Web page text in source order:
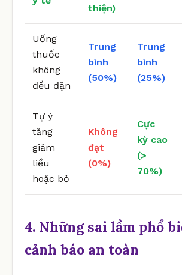
thiện)
Uống
thuốc
không
đều đặn
Trung
bình
(50%)
Trung
bình
(25%)
Tự ý
tăng
giảm
liều
hoặc bỏ
Không
đạt
(0%)
Cực
kỳ cao
(>
70%)
4. Những sai lầm phổ
cảnh báo an toàn